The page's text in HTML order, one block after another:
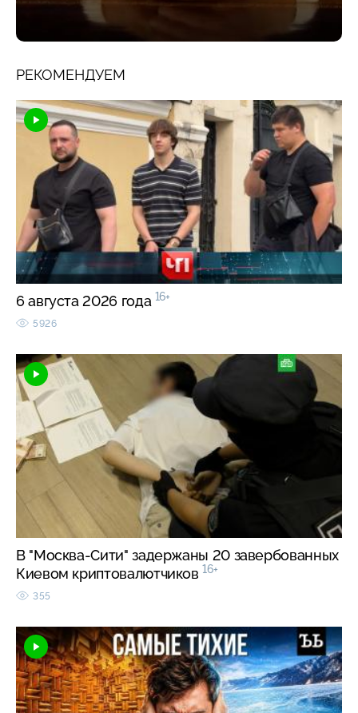
РЕКОМЕНДУЕМ
6 августа 2026 года 16+
5926
В "Москва-Сити" задержаны 20 завербованных
Киевом криптовалютчиков 16+
355